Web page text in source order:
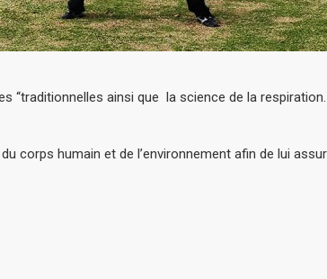
“traditionnelles ainsi que la science de la
corps humain et de l’environnement afin de lui